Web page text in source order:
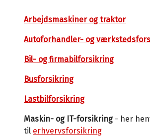
Arbejdsmaskiner og traktor
Autoforhandler- og
Bil- og firmabilforsikring
Busforsikring
Lastbilforsikring
Maskin- og IT-forsikring - her
til erhvervsforsikring